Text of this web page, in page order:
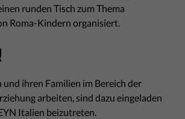
runden Tisch zum Thema
Roma-Kindern organisiert.
und ihren Familien im Bereich der
arbeiten, sind dazu eingeladen
Italien beizutreten.